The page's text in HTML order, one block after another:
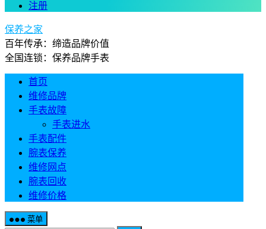
注册
保养之家
百年传承：缔造品牌价值
全国连锁：保养品牌手表
首页
维修品牌
手表故障
手表进水
手表配件
腕表保养
维修网点
腕表回收
维修价格
菜单